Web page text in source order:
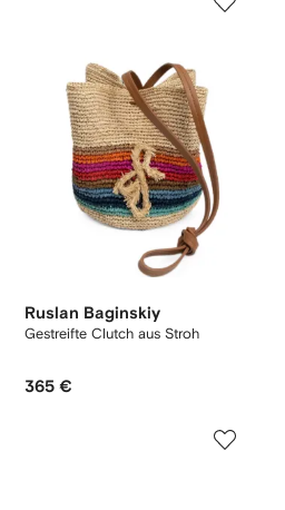
Ruslan Baginskiy
Gestreifte Clutch aus Stroh
365 €